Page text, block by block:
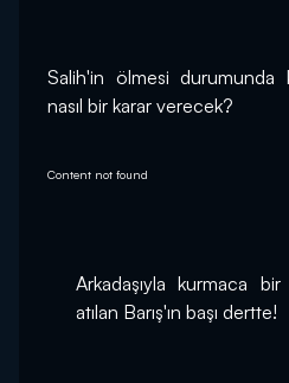
Salih'in ölmesi durumunda
nasıl bir karar verecek?
Content not found
Arkadaşıyla kurmaca bir
atılan Barış'ın başı dertte!